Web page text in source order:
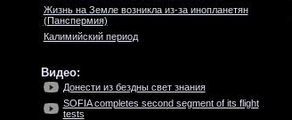
Жизнь на Земле возникла из-за инопланетян
(Панспермия)
Калимийский период
Видео:
Донести из бездны свет знания
SOFIA completes second segment of its flight
tests